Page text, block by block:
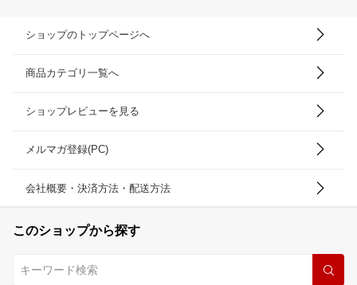
ショップのトップページへ
商品カテゴリ一覧へ
ショップレビューを見る
メルマガ登録(PC)
会社概要・決済方法・配送方法
このショップから探す